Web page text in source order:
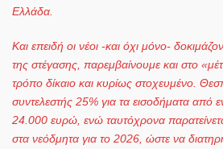
Ελλάδα.
Και επειδή οι νέοι -και όχι μόνο-
της στέγασης, παρεμβαίνουμε και στο
τρόπο δίκαιο και κυρίως στοχευμένο.
συντελεστής 25% για τα εισοδήματα από
24.000 ευρώ, ενώ ταυτόχρονα
στα νεόδμητα για το 2026, ώστε να